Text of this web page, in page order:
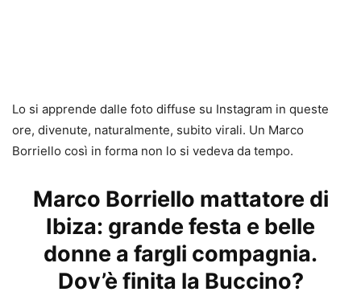
Lo si apprende dalle foto diffuse su Instagram in queste
ore, divenute, naturalmente, subito virali. Un Marco
Borriello così in forma non lo si vedeva da tempo.
Marco Borriello mattatore di
Ibiza: grande festa e belle
donne a fargli compagnia.
Dov’è finita la Buccino?